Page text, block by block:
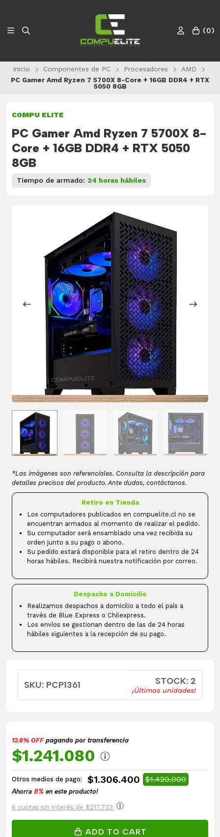
(0)
Inicio Componentes de PC Procesadores
AMD
PC Gamer Amd Ryzen 7 5700X 8-Core + 16GB DDR4 + RTX
5050 8GB
COMPU ELITE
PC Gamer Amd Ryzen 7 5700X 8-
Core + 16GB DDR4 + RTX 5050
8GB
Tiempo de armado: 24 horas hábiles
*Las imágenes son referenciales. Consulta la descripción para
detalles precisos del producto. Ante dudas, contáctanos.
Retiro en Tienda
Los computadores publicados en compuelite.cl no se
encuentran armados al momento de realizar el pedido.
Su computador será ensamblado una vez recibida su
orden junto a su pago o abono.
Su pedido estará disponible para el retiro dentro de 24
horas hábiles. Recibirá nuestra notificación por correo.
Despacho a Domicilio
Realizamos despachos a domicilio a todo el país a
través de Blue Express o Chilexpress.
Los envíos se gestionan dentro de las de 24 horas
hábiles siguientes a la recepción de su pago.
SKU: PCP1361 STOCK: 2
¡Últimas unidades!
12.6% OFFpagando por transferencia
$1.241.080
Otros medios de pago: $1.306.400 $1.420.000
Ahorra 8% en este producto!
6 cuotas sin interés de $217.733
ADD TO CART